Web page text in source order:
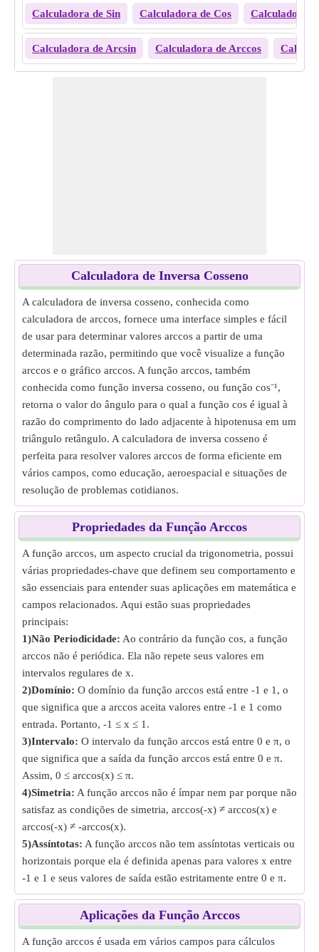
Calculadora de Sin Calculadora de Cos Calculadora
Calculadora de Arcsin Calculadora de Arccos
Calculadora de Inversa Cosseno
A calculadora de inversa cosseno, conhecida como
calculadora de arccos, fornece uma interface simples e fácil
de usar para determinar valores arccos a partir de uma
determinada razão, permitindo que você visualize a função
arccos e o gráfico arccos. A função arccos, também
conhecida como função inversa cosseno, ou função cos⁻¹,
retorna o valor do ângulo para o qual a função cos é igual à
razão do comprimento do lado adjacente à hipotenusa em um
triângulo retângulo. A calculadora de inversa cosseno é
perfeita para resolver valores arccos de forma eficiente em
vários campos, como educação, aeroespacial e situações de
resolução de problemas cotidianos.
Propriedades da Função Arccos
A função arccos, um aspecto crucial da trigonometria, possui
várias propriedades-chave que definem seu comportamento e
são essenciais para entender suas aplicações em matemática e
campos relacionados. Aqui estão suas propriedades
principais:
1)Não Periodicidade: Ao contrário da função cos, a função
arccos não é periódica. Ela não repete seus valores em
intervalos regulares de x.
2)Domínio: O domínio da função arccos está entre -1 e 1, o
que significa que a arccos aceita valores entre -1 e 1 como
entrada. Portanto, -1 ≤ x ≤ 1.
3)Intervalo: O intervalo da função arccos está entre 0 e π, o
que significa que a saída da função arccos está entre 0 e π.
Assim, 0 ≤ arccos(x) ≤ π.
4)Simetria: A função arccos não é ímpar nem par porque não
satisfaz as condições de simetria, arccos(-x) ≠ arccos(x) e
arccos(-x) ≠ -arccos(x).
5)Assíntotas: A função arccos não tem assíntotas verticais ou
horizontais porque ela é definida apenas para valores x entre
-1 e 1 e seus valores de saída estão estritamente entre 0 e π.
Aplicações da Função Arccos
A função arccos é usada em vários campos para cálculos